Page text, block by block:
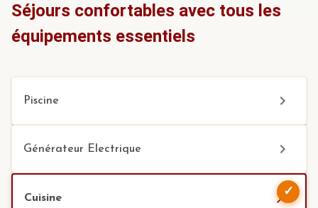
Séjours confortables avec tous les
équipements essentiels
Piscine
Générateur Electrique
✓
Cuisine